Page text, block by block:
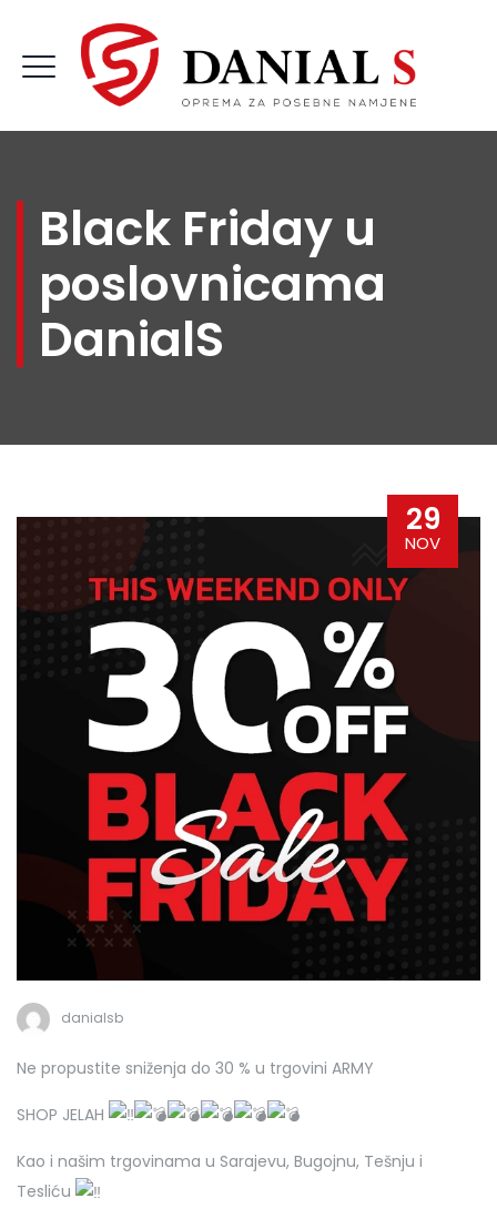
Black Friday u
poslovnicama
DanialS
29
NOV
danialsb
Ne propustite sniženja do 30 % u trgovini ARMY
SHOP JELAH
Kao i našim trgovinama u Sarajevu, Bugojnu, Tešnju i
Tesliću